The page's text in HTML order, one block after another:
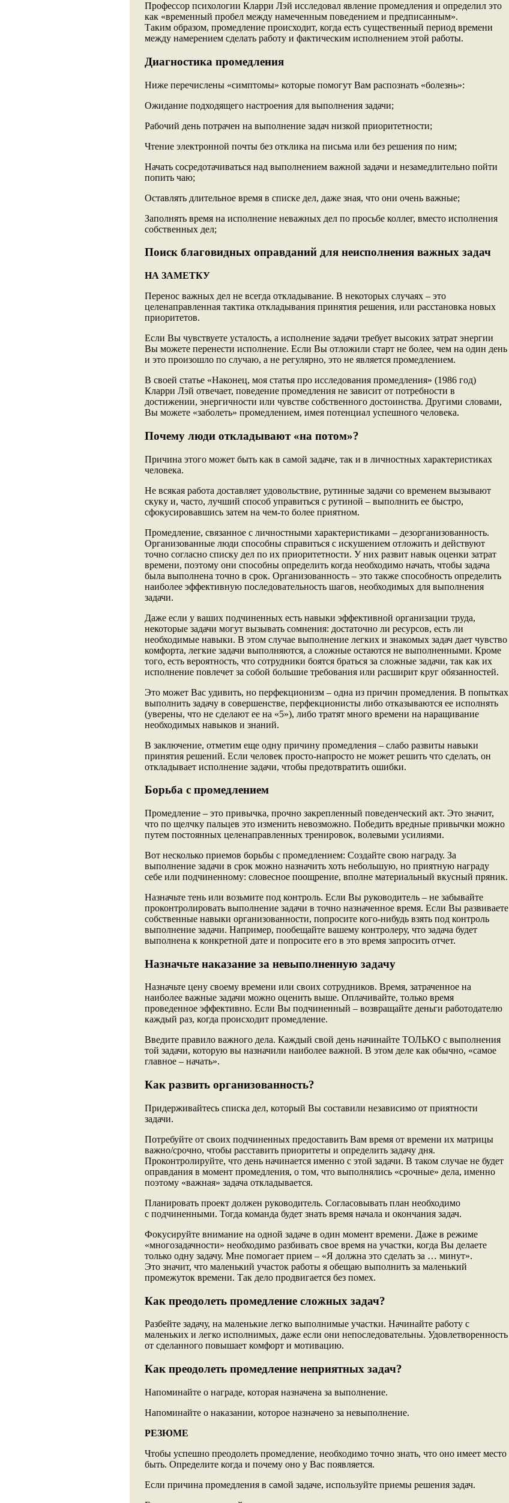
Профессор психологии Кларри Лэй исследовал явление промедления и определил это
как «временный пробел между намеченным поведением и предписанным».
Таким образом, промедление происходит, когда есть существенный период времени
между намерением сделать работу и фактическим исполнением этой работы.
Диагностика промедления
Ниже перечислены «симптомы» которые помогут Вам распознать «болезнь»:
Ожидание подходящего настроения для выполнения задачи;
Рабочий день потрачен на выполнение задач низкой приоритетности;
Чтение электронной почты без отклика на письма или без решения по ним;
Начать сосредотачиваться над выполнением важной задачи и незамедлительно пойти
попить чаю;
Оставлять длительное время в списке дел, даже зная, что они очень важные;
Заполнять время на исполнение неважных дел по просьбе коллег, вместо исполнения
собственных дел;
Поиск благовидных оправданий для неисполнения важных задач
НА ЗАМЕТКУ
Перенос важных дел не всегда откладывание. В некоторых случаях – это
целенаправленная тактика откладывания принятия решения, или расстановка новых
приоритетов.
Если Вы чувствуете усталость, а исполнение задачи требует высоких затрат энергии
Вы можете перенести исполнение. Если Вы отложили старт не более, чем на один день
и это произошло по случаю, а не регулярно, это не является промедлением.
В своей статье «Наконец, моя статья про исследования промедления» (1986 год)
Кларри Лэй отвечает, поведение промедления не зависит от потребности в
достижении, энергичности или чувстве собственного достоинства. Другими словами,
Вы можете «заболеть» промедлением, имея потенциал успешного человека.
Почему люди откладывают «на потом»?
Причина этого может быть как в самой задаче, так и в личностных характеристиках
человека.
Не всякая работа доставляет удовольствие, рутинные задачи со временем вызывают
скуку и, часто, лучший способ управиться с рутиной – выполнить ее быстро,
сфокусировавшись затем на чем-то более приятном.
Промедление, связанное с личностными характеристиками – дезорганизованность.
Организованные люди способны справиться с искушением отложить и действуют
точно согласно списку дел по их приоритетности. У них развит навык оценки затрат
времени, поэтому они способны определить когда необходимо начать, чтобы задача
была выполнена точно в срок. Организованность – это также способность определить
наиболее эффективную последовательность шагов, необходимых для выполнения
задачи.
Даже если у ваших подчиненных есть навыки эффективной организации труда,
некоторые задачи могут вызывать сомнения: достаточно ли ресурсов, есть ли
необходимые навыки. В этом случае выполнение легких и знакомых задач дает чувство
комфорта, легкие задачи выполняются, а сложные остаются не выполненными. Кроме
того, есть вероятность, что сотрудники боятся браться за сложные задачи, так как их
исполнение повлечет за собой большие требования или расширит круг обязанностей.
Это может Вас удивить, но перфекционизм – одна из причин промедления. В попытках
выполнить задачу в совершенстве, перфекционисты либо отказываются ее исполнять
(уверены, что не сделают ее на «5»), либо тратят много времени на наращивание
необходимых навыков и знаний.
В заключение, отметим еще одну причину промедления – слабо развиты навыки
принятия решений. Если человек просто-напросто не может решить что сделать, он
откладывает исполнение задачи, чтобы предотвратить ошибки.
Борьба с промедлением
Промедление – это привычка, прочно закрепленный поведенческий акт. Это значит,
что по щелчку пальцев это изменить невозможно. Победить вредные привычки можно
путем постоянных целенаправленных тренировок, волевыми усилиями.
Вот несколько приемов борьбы с промедлением: Создайте свою награду. За
выполнение задачи в срок можно назначить хоть небольшую, но приятную награду
себе или подчиненному: словесное поощрение, вполне материальный вкусный пряник.
Назначьте тень или возьмите под контроль. Если Вы руководитель – не забывайте
проконтролировать выполнение задачи в точно назначенное время. Если Вы развиваете
собственные навыки организованности, попросите кого-нибудь взять под контроль
выполнение задачи. Например, пообещайте вашему контролеру, что задача будет
выполнена к конкретной дате и попросите его в это время запросить отчет.
Назначьте наказание за невыполненную задачу
Назначьте цену своему времени или своих сотрудников. Время, затраченное на
наиболее важные задачи можно оценить выше. Оплачивайте, только время
проведенное эффективно. Если Вы подчиненный – возвращайте деньги работодателю
каждый раз, когда происходит промедление.
Введите правило важного дела. Каждый свой день начинайте ТОЛЬКО с выполнения
той задачи, которую вы назначили наиболее важной. В этом деле как обычно, «самое
главное – начать».
Как развить организованность?
Придерживайтесь списка дел, который Вы составили независимо от приятности
задачи.
Потребуйте от своих подчиненных предоставить Вам время от времени их матрицы
важно/срочно, чтобы расставить приоритеты и определить задачу дня.
Проконтролируйте, что день начинается именно с этой задачи. В таком случае не будет
оправдания в момент промедления, о том, что выполнялись «срочные» дела, именно
поэтому «важная» задача откладывается.
Планировать проект должен руководитель. Согласовывать план необходимо
с подчиненными. Тогда команда будет знать время начала и окончания задач.
Фокусируйте внимание на одной задаче в один момент времени. Даже в режиме
«многозадачности» необходимо разбивать свое время на участки, когда Вы делаете
только одну задачу. Мне помогает прием – «Я должна это сделать за … минут».
Это значит, что маленький участок работы я обещаю выполнить за маленький
промежуток времени. Так дело продвигается без помех.
Как преодолеть промедление сложных задач?
Разбейте задачу, на маленькие легко выполнимые участки. Начинайте работу с
маленьких и легко исполнимых, даже если они непоследовательны. Удовлетворенность
от сделанного повышает комфорт и мотивацию.
Как преодолеть промедление неприятных задач?
Напоминайте о награде, которая назначена за выполнение.
Напоминайте о наказании, которое назначено за невыполнение.
РЕЗЮМЕ
Чтобы успешно преодолеть промедление, необходимо точно знать, что оно имеет место
быть. Определите когда и почему оно у Вас появляется.
Если причина промедления в самой задаче, используйте приемы решения задач.